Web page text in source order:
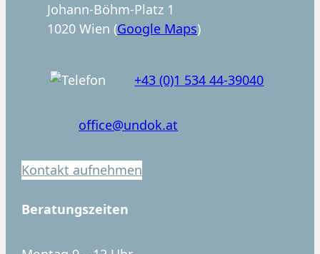
Johann-Böhm-Platz 1
1020 Wien (Google Maps)
+43 (0)1 534 44-39040
office@undok.at
Kontakt aufnehmen
Beratungszeiten